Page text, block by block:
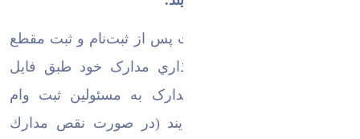
دانشجویان می‌بایست نخست پس از ثبت‌نام و ثبت مقطع
تحصیلی در سامانه و بارگذاري مدارک خود طبق فایل
راهنما، نسبت به تحویل مدارک به مسئولين ثبت وام
دانشكده مربوطه اقدام نمايند (در صورت نقص مدارك